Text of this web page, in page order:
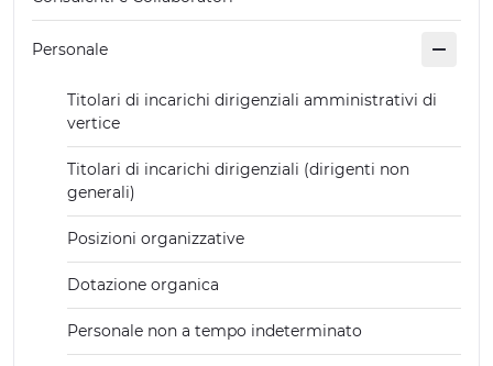
ESPERIENZE
EVENTI
OFFERTE
ACCOGLIENZA
Personale
Titolari di incarichi dirigenziali amministrativi di
vertice
Titolari di incarichi dirigenziali (dirigenti non
generali)
Posizioni organizzative
Dotazione organica
Personale non a tempo indeterminato